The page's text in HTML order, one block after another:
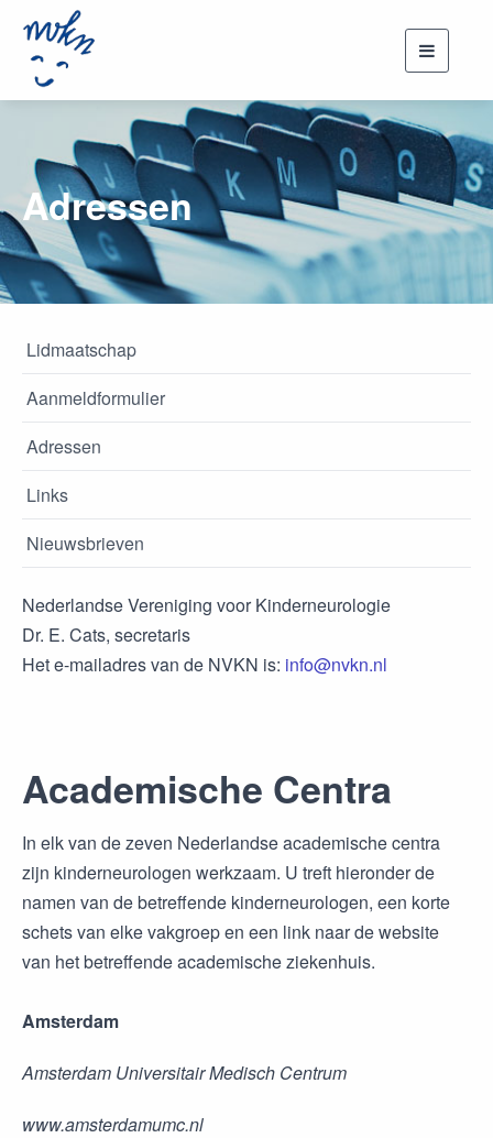
Toggle
Adressen
Lidmaatschap
Aanmeldformulier
Adressen
Links
Nieuwsbrieven
Nederlandse Vereniging voor Kinderneurologie
Dr. E. Cats, secretaris
Het e-mailadres van de NVKN is: info@nvkn.nl
Academische Centra
In elk van de zeven Nederlandse academische centra
zijn kinderneurologen werkzaam. U treft hieronder de
namen van de betreffende kinderneurologen, een korte
schets van elke vakgroep en een link naar de website
van het betreffende academische ziekenhuis.
Amsterdam
Amsterdam Universitair Medisch Centrum
www.amsterdamumc.nl